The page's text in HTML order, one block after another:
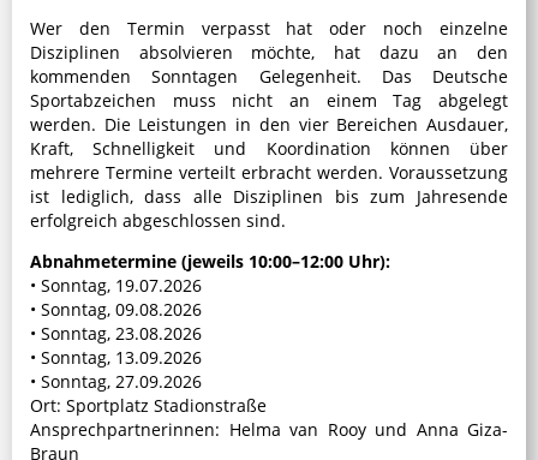
Wer den Termin verpasst hat oder noch einzelne
Disziplinen absolvieren möchte, hat dazu an den
kommenden Sonntagen Gelegenheit. Das Deutsche
Sportabzeichen muss nicht an einem Tag abgelegt
werden. Die Leistungen in den vier Bereichen Ausdauer,
Kraft, Schnelligkeit und Koordination können über
mehrere Termine verteilt erbracht werden. Voraussetzung
ist lediglich, dass alle Disziplinen bis zum Jahresende
erfolgreich abgeschlossen sind.
Abnahmetermine (jeweils 10:00–12:00 Uhr):
• Sonntag, 19.07.2026
• Sonntag, 09.08.2026
• Sonntag, 23.08.2026
• Sonntag, 13.09.2026
• Sonntag, 27.09.2026
Ort: Sportplatz Stadionstraße
Ansprechpartnerinnen: Helma van Rooy und Anna Giza-
Braun